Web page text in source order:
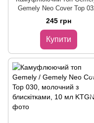
Gemely Neo Cover Top
рожевий з блискітками, 10
245 грн
Купити